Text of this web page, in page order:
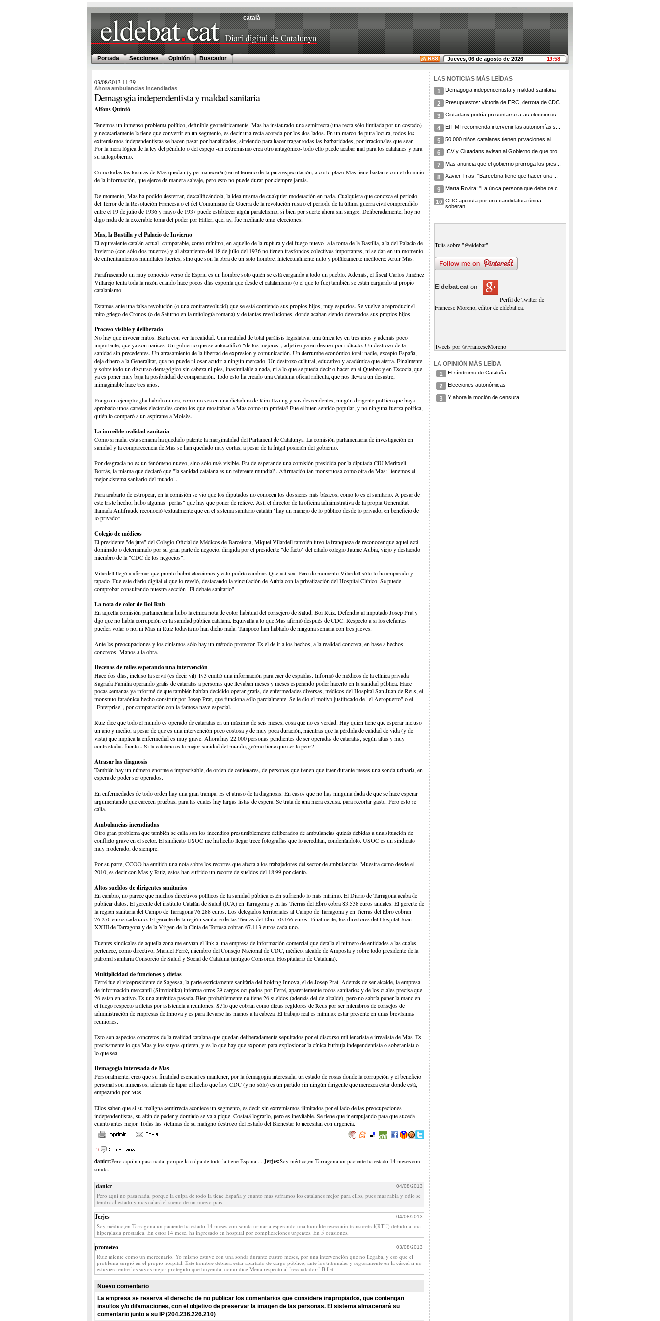
català
Jueves, 06 de agosto de 2026 19:58
Portada Secciones Opinión Buscador
03/08/2013 11:39
Ahora ambulancias incendiadas
Demagogia independentista y maldad sanitaria
Alfons Quintó
Tenemos un inmenso problema político, definible geométricamente. Mas ha instaurado una semirrecta (una recta sólo limitada por un costado)
y necesariamente la tiene que convertir en un segmento, es decir una recta acotada por los dos lados. En un marco de pura locura, todos los
extremismos independentistas se hacen pasar por banalidades, sirviendo para hacer tragar todas las barbaridades, por irracionales que sean.
Por la mera lógica de la ley del péndulo o del espejo -un extremismo crea otro antagónico- todo ello puede acabar mal para los catalanes y para
su autogobierno.
Como todas las locuras de Mas quedan (y permanecerán) en el terreno de la pura especulación, a corto plazo Mas tiene bastante con el dominio
de la información, que ejerce de manera salvaje, pero esto no puede durar por siempre jamás.
De momento, Mas ha podido desterrar, descalificándola, la idea misma de cualquier moderación en nada. Cualquiera que conozca el periodo
del Terror de la Revolución Francesa o el del Comunismo de Guerra de la revolución rusa o el periodo de la última guerra civil comprendido
entre el 19 de julio de 1936 y mayo de 1937 puede establecer algún paralelismo, si bien por suerte ahora sin sangre. Deliberadamente, hoy no
digo nada de la execrable toma del poder por Hitler, que, ay, fue mediante unas elecciones.
Mas, la Bastilla y el Palacio de Invierno
El equivalente catalán actual -comparable, como mínimo, en aquello de la ruptura y del fuego nuevo- a la toma de la Bastilla, a la del Palacio de
Invierno (con sólo dos muertos) y al alzamiento del 18 de julio del 1936 no tienen trasfondos colectivos importantes, ni se dan en un momento
de enfrentamientos mundiales fuertes, sino que son la obra de un solo hombre, intelectualmente nulo y políticamente mediocre: Artur Mas.
Parafraseando un muy conocido verso de Espriu es un hombre solo quién se está cargando a todo un pueblo. Además, el fiscal Carlos Jiménez
Villarejo tenía toda la razón cuando hace pocos días exponía que desde el catalanismo (o el que lo fue) también se están cargando al propio
catalanismo.
Estamos ante una falsa revolución (o una contrarevolució) que se está comiendo sus propios hijos, muy espurios. Se vuelve a reproducir el
mito griego de Cronos (o de Saturno en la mitología romana) y de tantas revoluciones, donde acaban siendo devorados sus propios hijos.
Proceso visible y deliberado
No hay que invocar mitos. Basta con ver la realidad. Una realidad de total parálisis legislativa: una única ley en tres años y además poco
importante, que ya son narices. Un gobierno que se autocalificó "de los mejores", adjetivo ya en desuso por ridículo. Un destrozo de la
sanidad sin precedentes. Un arrasamiento de la libertad de expresión y comunicación. Un derrumbe económico total: nadie, excepto España,
deja dinero a la Generalitat, que no puede ni osar acudir a ningún mercado. Un destrozo cultural, educativo y académica que aterra. Finalmente
y sobre todo un discurso demagógico sin cabeza ni pies, inasimilable a nada, ni a lo que se pueda decir o hacer en el Quebec y en Escocia, que
ya es poner muy baja la posibilidad de comparación. Todo esto ha creado una Cataluña oficial ridícula, que nos lleva a un desastre,
inimaginable hace tres años.
Pongo un ejemplo: ¿ha habido nunca, como no sea en una dictadura de Kim Il-sung y sus descendentes, ningún dirigente político que haya
aprobado unos carteles electorales como los que mostraban a Mas como un profeta? Fue el buen sentido popular, y no ninguna fuerza política,
quién lo comparó a un aspirante a Moisès.
La increible realidad sanitaria
Como si nada, esta semana ha quedado patente la marginalidad del Parlament de Catalunya. La comisión parlamentaria de investigación en
sanidad y la comparecencia de Mas se han quedado muy cortas, a pesar de la frágil posición del gobierno.
Por desgracia no es un fenómeno nuevo, sino sólo más visible. Era de esperar de una comisión presidida por la diputada CiU Meritxell
Borràs, la misma que declaró que "la sanidad catalana es un referente mundial". Afirmación tan monstruosa como otra de Mas: "tenemos el
mejor sistema sanitario del mundo".
Para acabarlo de estropear, en la comisión se vio que los diputados no conocen los dossieres más básicos, como lo es el sanitario. A pesar de
este triste hecho, hubo algunas "perlas" que hay que poner de relieve. Así, el director de la oficina administrativa de la propia Generalitat
llamada Antifraude reconoció textualmente que en el sistema sanitario catalán "hay un manejo de lo público desde lo privado, en beneficio de
lo privado".
Colegio de médicos
El presidente "de jure" del Colegio Oficial de Médicos de Barcelona, Miquel Vilardell también tuvo la franqueza de reconocer que aquel está
dominado o determinado por su gran parte de negocio, dirigida por el presidente "de facto" del citado colegio Jaume Aubia, viejo y destacado
miembro de la "CDC de los negocios".
Vilardell llegó a afirmar que pronto habrá elecciones y esto podría cambiar. Que así sea. Pero de momento Vilardell sólo lo ha amparado y
tapado. Fue este diario digital el que lo reveló, destacando la vinculación de Aubia con la privatización del Hospital Clínico. Se puede
comprobar consultando nuestra sección "El debate sanitario".
La nota de color de Boi Ruiz
En aquella comisión parlamentaria hubo la cínica nota de color habitual del consejero de Salud, Boi Ruiz. Defendió al imputado Josep Prat y
dijo que no había corrupción en la sanidad pública catalana. Equivalía a lo que Mas afirmó después de CDC. Respecto a si los elefantes
pueden volar o no, ni Mas ni Ruiz todavía no han dicho nada. Tampoco han hablado de ninguna semana con tres jueves.
Ante las preocupaciones y los cinismos sólo hay un método protector. Es el de ir a los hechos, a la realidad concreta, en base a hechos
concretos. Manos a la obra.
Decenas de miles esperando una intervención
Hace dos días, incluso la servil (es decir vil) Tv3 emitió una información para caer de espaldas. Informó de médicos de la clínica privada
Sagrada Familia operando gratis de cataratas a personas que llevaban meses y meses esperando poder hacerlo en la sanidad pública. Hace
pocas semanas ya informé de que también habían decidido operar gratis, de enfermedades diversas, médicos del Hospital San Juan de Reus, el
monstruo faraónico hecho construir por Josep Prat, que funciona sólo parcialmente. Se le dio el motivo justificado de "el Aeropuerto" o el
"Enterprise", por comparación con la famosa nave espacial.
Ruiz dice que todo el mundo es operado de cataratas en un máximo de seis meses, cosa que no es verdad. Hay quien tiene que esperar incluso
un año y medio, a pesar de que es una intervención poco costosa y de muy poca duración, mientras que la pérdida de calidad de vida (y de
vista) que implica la enfermedad es muy grave. Ahora hay 22.000 personas pendientes de ser operadas de cataratas, según altas y muy
contrastadas fuentes. Si la catalana es la mejor sanidad del mundo, ¿cómo tiene que ser la peor?
Atrasar las diagnosis
También hay un número enorme e imprecisable, de orden de centenares, de personas que tienen que traer durante meses una sonda urinaria, en
espera de poder ser operados.
En enfermedades de todo orden hay una gran trampa. Es el atraso de la diagnosis. En casos que no hay ninguna duda de que se hace esperar
argumentando que carecen pruebas, para las cuales hay largas listas de espera. Se trata de una mera excusa, para recortar gasto. Pero esto se
calla.
Ambulancias incendiadas
Otro gran problema que también se calla son los incendios presumiblemente deliberados de ambulancias quizás debidas a una situación de
conflicto grave en el sector. El sindicato USOC me ha hecho llegar trece fotografías que lo acreditan, condenándolo. USOC es un sindicato
muy moderado, de siempre.
Por su parte, CCOO ha emitido una nota sobre los recortes que afecta a los trabajadores del sector de ambulancias. Muestra como desde el
2010, es decir con Mas y Ruiz, estos han sufrido un recorte de sueldos del 18,99 por ciento.
Altos sueldos de dirigentes sanitarios
En cambio, no parece que muchos directivos políticos de la sanidad pública estén sufriendo lo más mínimo. El Diario de Tarragona acaba de
publicar datos. El gerente del instituto Catalán de Salud (ICA) en Tarragona y en las Tierras del Ebro cobra 83.538 euros anuales. El gerente de
la región sanitaria del Campo de Tarragona 76.288 euros. Los delegados territoriales al Campo de Tarragona y en Tierras del Ebro cobran
76.270 euros cada uno. El gerente de la región sanitaria de las Tierras del Ebro 70.166 euros. Finalmente, los directores del Hospital Joan
XXIII de Tarragona y de la Virgen de la Cinta de Tortosa cobran 67.113 euros cada uno.
Fuentes sindicales de aquella zona me envían el link a una empresa de información comercial que detalla el número de entidades a las cuales
pertenece, como directivo, Manuel Ferré, miembro del Consejo Nacional de CDC, médico, alcalde de Amposta y sobre todo presidente de la
patronal sanitaria Consorcio de Salud y Social de Cataluña (antiguo Consorcio Hospitalario de Cataluña).
Multiplicidad de funciones y dietas
Ferré fue el vicepresidente de Sagessa, la parte estrictamente sanitària del holding Innova, el de Josep Prat. Además de ser alcalde, la empresa
de información mercantil (Simbiotika) informa otros 29 cargos ocupados por Ferré, aparentemente todos sanitarios y de los cuales precisa que
26 están en activo. Es una auténtica pasada. Bien probablemente no tiene 26 sueldos (además del de alcalde), pero no sabría poner la mano en
el fuego respecto a dietas por asistencia a reuniones. Sé lo que cobran como dietas regidores de Reus por ser miembros de consejos de
administración de empresas de Innova y es para llevarse las manos a la cabeza. El trabajo real es mínimo: estar presente en unas brevísimas
reuniones.
Esto son aspectos concretos de la realidad catalana que quedan deliberadamente sepultados por el discurso mil·lenarista e irrealista de Mas. Es
precisamente lo que Mas y los suyos quieren, y es lo que hay que exponer para explosionar la cínica burbuja independentista o soberanista o
lo que sea.
Demagogia interesada de Mas
Personalmente, creo que su finalidad esencial es mantener, por la demagogia interesada, un estado de cosas donde la corrupción y el beneficio
personal son inmensos, además de tapar el hecho que hoy CDC (y no sólo) es un partido sin ningún dirigente que merezca estar donde está,
empezando por Mas.
Ellos saben que si su maligna semirrecta acontece un segmento, es decir sin extremismos ilimitados por el lado de las preocupaciones
independentistas, su afán de poder y dominio se va a pique. Costará lograrlo, pero es inevitable. Se tiene que ir empujando para que suceda
cuanto antes mejor. Todas las víctimas de su maligno destrozo del Estado del Bienestar lo necesitan con urgencia.
3
danicr:Pero aquí no pasa nada, porque la culpa de todo la tiene España ... Jerjes:Soy médico,en Tarragona un paciente ha estado 14 meses con
sonda...
danicr 04/08/2013
Pero aquí no pasa nada, porque la culpa de todo la tiene España y cuanto mas suframos los catalanes mejor para ellos, pues mas rabia y odio se
tendrá al estado y mas calará el sueño de un nuevo país
Jerjes 04/08/2013
Soy médico,en Tarragona un paciente ha estado 14 meses con sonda urinaria,esperando una humilde resección transuretral(RTU) debido a una
hiperplasia prostatica. En estos 14 mese, ha ingresado en hospital por complicaciones urgentes. En 5 ocasiones,
prometeo 03/08/2013
Ruiz miente como un mercenario. Yo mismo estuve con una sonda durante cuatro meses, por una intervención que no llegaba, y eso que el
problema surgió en el propio hospital. Este hombre debiera estar apartado de cargo público, ante los tribunales y seguramente en la cárcel si no
estuviera entre los suyos mejor protegido que huyendo, como dice Mena respecto al "recaudador·" Billet.
Nuevo comentario
La empresa se reserva el derecho de no publicar los comentarios que considere inapropiados, que contengan
insultos y/o difamaciones, con el objetivo de preservar la imagen de las personas. El sistema almacenará su
comentario junto a su IP (204.236.226.210)
LAS NOTICIAS MÁS LEÍDAS
1
Demagogia independentista y maldad sanitaria
2 Presupuestos: victoria de ERC, derrota de CDC
3 Ciutadans podría presentarse a las elecciones...
4 El FMI recomienda intervenir las autonomías s...
5 50.000 niños catalanes tienen privaciones ali...
6 ICV y Ciutadans avisan al Gobierno de que pro...
7 Mas anuncia que el gobierno prorroga los pres...
8 Xavier Trias: "Barcelona tiene que hacer una ...
9 Marta Rovira: "La única persona que debe de c...
10
CDC apuesta por una candidatura única
soberan...
Tuits sobre "@eldebat"
Eldebat.cat on
Perfil de Twitter de
Francesc Moreno, editor de eldebat.cat
Tweets por @FrancescMoreno
LA OPINIÓN MÁS LEÍDA
1
El síndrome de Cataluña
2 Elecciones autonómicas
3 Y ahora la moción de censura